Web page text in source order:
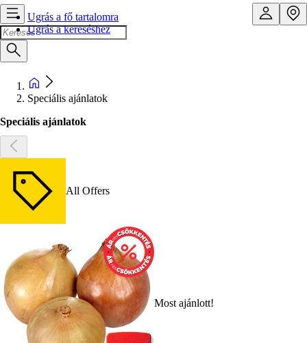
Ugrás a fő tartalomra
Ugrás a kereséshez
Speciális ajánlatok
Speciális ajánlatok
All Offers
Most ajánlott!